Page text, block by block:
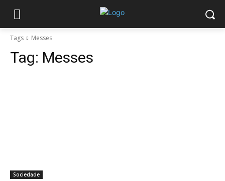
Tags Messes
Tag: Messes
Sociedade